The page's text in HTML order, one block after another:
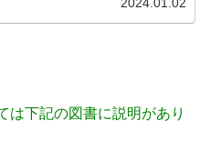
2024.01.02
は下記の図書に説明があり